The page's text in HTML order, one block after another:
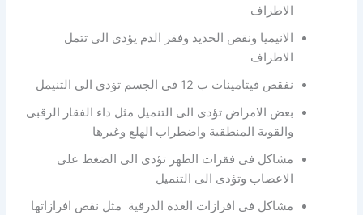
الاطراف
الانيميا ونقص الحديد وفقر الدم يؤدى الى تتمل
الاطراف
نفقص فيتامينات ب 12 فى الجسم تؤدى الى التنيمل
بعض الامراض تؤدى الى التنميل مثل داء الفقار الرقبى
والقوبة المنطقية واضطراب الهلع وغيرها
مشاكل فى فقرات الظهر تؤدى الى الضغط على
الاعصاب وتؤدى الى التنميل
مشاكل فى افرازات الغدة الدرقية مثل نقص افرازاتها